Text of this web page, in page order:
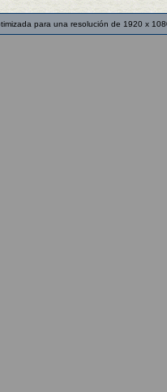
para una resolución de 1920 x